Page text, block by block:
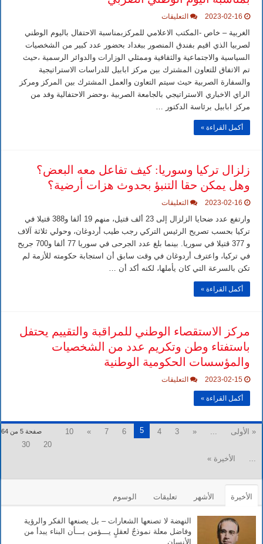
2023-02-16 التعليقات
ابابيل
الاستراتيجية
يحضر
الاحتفالية
الخاصة
بالسفارة
الصربية
ببغداد
الغربية – خاص -المكتب الاعلامي للمركزبمناسبة الاحتفال باليوم الوطني
لصربيا الذي اقيم بفندق المنصور ببغداد بحضور عدد كبير من الشخصيات
السياسية والاجتماعية والثقافية وممثلي الوزارات والدوائر الرسمية ،حيث
تم الاتفاق للتعاون المشترك بين مركز ابابيل للدراسات الاستراتيجية
والسفارة الصربية حيث سيتم التعاون والعمل المشترك بين المركز ومركز
الراي الاخباري الاستراتيجي بالجامعة الصربية ،وحضر الاحتفالية وفد من
مركز ابابيل برئاسة الدكتور …
أكمل القراءة »
زلزال تركيا وسوريا: كيف تفاعل معه البعض؟
وهل يمكن حقا التنبؤ بحدوث هزات أرضية؟
2023-02-16 التعليقات
تركيا
وسوريا:
كيف
تفاعل
معه
البعض؟
وهل
مغلقة
وارتفع عدد ضحايا الزلزال إلى 23 ألف قتيل، منهم 19 ألفا و388 قتيلا في
تركيا بحسب تصريح الرئيس التركي رجب طيب أردوغان، وحولي ثلاثة آلاف
و 377 قتيلا في سوريا. بينما بلغ عدد الجرحى في سوريا 77 ألفا و700 جريح
في تركيا، واعترف أردوغان في وقت سابق أن استجابة حكومته للأزمة لم
تكن بالسرعة التي كان يأملها، لكنه أكد أن …
أكمل القراءة »
مركز الاستقصاء الوطني للمراقبة والتقييم يحتفل
باستفتاء وطن وتكريم عدد من الشخصيات
والمؤسسات الحكومية الوطنية
2023-02-15 التعليقات
والتقييم
يحتفل
باستفتاء
الحكومية
الوطنية
أكمل القراءة »
صفحة 5 من 64 « الأولى «
3
4
5
6
7
»
10
20
30
الأخيرة »
الأخيرة الأشهر تعليقات الوسوم
النهضة لا تصنعها الشعارات – بل يصنعها الفكر والرؤية
وفاضل معلة نموذجٌ لعقلٍ يـــؤمن بـــأن البناء يبدأ من
الأنسان